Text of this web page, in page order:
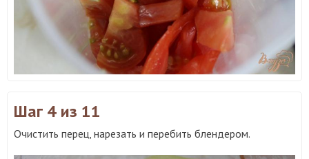
Шаг 4 из 11
Очистить перец, нарезать и перебить блендером.